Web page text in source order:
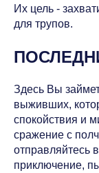
Их цель -
для трупов.
Здесь Вы
выживших,
спокойствия и
сражение с
отправляйтесь
приключение,